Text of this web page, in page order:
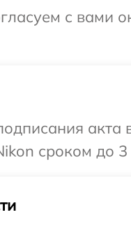
с вами
сроком до 3